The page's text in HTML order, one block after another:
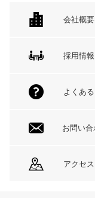
会社概要
採用情報
よくあ
お問い合
アクセス